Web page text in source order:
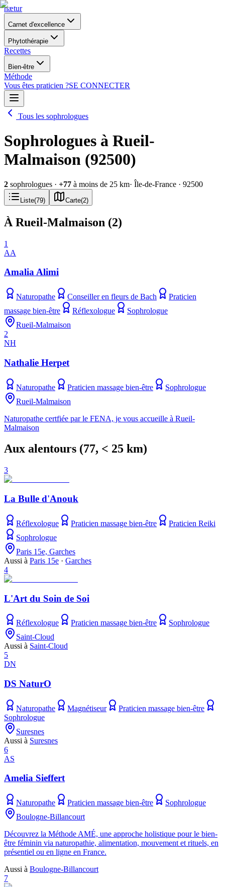
nætur
Carnet d'excellence
Phytothérapie
Recettes
Bien-être
Méthode
Vous êtes praticien ?SE CONNECTER
Tous les sophrologues
Sophrologues à Rueil-
Malmaison (92500)
2 sophrologues · +77 à moins de 25 km· Île-de-France · 92500
Liste(79) Carte(2)
À Rueil-Malmaison (2)
1
AA
Amalia Alimi
Naturopathe Conseiller en fleurs de Bach
Praticien
massage bien-être
Réflexologue
Sophrologue
Rueil-Malmaison
2
NH
Nathalie Herpet
Naturopathe Praticien massage bien-être
Sophrologue
Rueil-Malmaison
Naturopathe certfiée par le FENA, je vous accueille à Rueil-
Malmaison
Aux alentours (77, < 25 km)
3
La Bulle d'Anouk
Réflexologue Praticien massage bien-être
Praticien Reiki
Sophrologue
Paris 15e, Garches
Aussi à Paris 15e · Garches
4
L'Art du Soin de Soi
Réflexologue Praticien massage bien-être
Sophrologue
Saint-Cloud
Aussi à Saint-Cloud
5
DN
DS NaturO
Naturopathe Magnétiseur
Praticien massage bien-être
Sophrologue
Suresnes
Aussi à Suresnes
6
AS
Amelia Sieffert
Naturopathe Praticien massage bien-être
Sophrologue
Boulogne-Billancourt
Découvrez la Méthode AMÉ, une approche holistique pour le bien-
être féminin via naturopathie, alimentation, mouvement et rituels, en
présentiel ou en ligne en France.
Aussi à Boulogne-Billancourt
7